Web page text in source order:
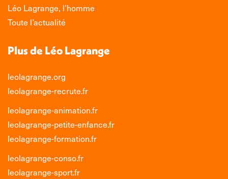
Léo Lagrange, l’homme
Toute l’actualité
Plus de Léo Lagrange
leolagrange.org
leolagrange-recrute.fr
leolagrange-animation.fr
leolagrange-petite-enfance.fr
leolagrange-formation.fr
leolagrange-conso.fr
leolagrange-sport.fr